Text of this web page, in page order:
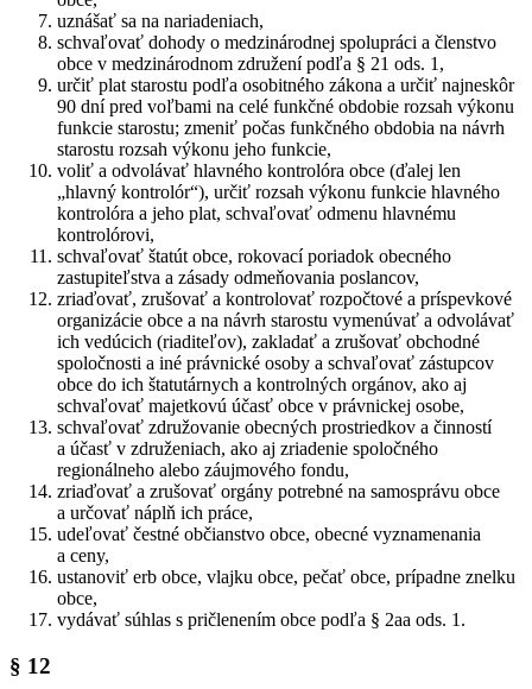
uznášať sa na nariadeniach,
schvaľovať dohody o medzinárodnej spolupráci a členstvo
obce v medzinárodnom združení podľa § 21 ods. 1,
určiť plat starostu podľa osobitného zákona a určiť najneskôr
90 dní pred voľbami na celé funkčné obdobie rozsah výkonu
funkcie starostu; zmeniť počas funkčného obdobia na návrh
starostu rozsah výkonu jeho funkcie,
voliť a odvolávať hlavného kontrolóra obce (ďalej len
„hlavný kontrolór“), určiť rozsah výkonu funkcie hlavného
kontrolóra a jeho plat, schvaľovať odmenu hlavnému
kontrolórovi,
schvaľovať štatút obce, rokovací poriadok obecného
zastupiteľstva a zásady odmeňovania poslancov,
zriaďovať, zrušovať a kontrolovať rozpočtové a príspevkové
organizácie obce a na návrh starostu vymenúvať a odvolávať
ich vedúcich (riaditeľov), zakladať a zrušovať obchodné
spoločnosti a iné právnické osoby a schvaľovať zástupcov
obce do ich štatutárnych a kontrolných orgánov, ako aj
schvaľovať majetkovú účasť obce v právnickej osobe,
schvaľovať združovanie obecných prostriedkov a činností
a účasť v združeniach, ako aj zriadenie spoločného
regionálneho alebo záujmového fondu,
zriaďovať a zrušovať orgány potrebné na samosprávu obce
a určovať náplň ich práce,
udeľovať čestné občianstvo obce, obecné vyznamenania
a ceny,
ustanoviť erb obce, vlajku obce, pečať obce, prípadne znelku
obce,
vydávať súhlas s pričlenením obce podľa § 2aa ods. 1.
§ 12